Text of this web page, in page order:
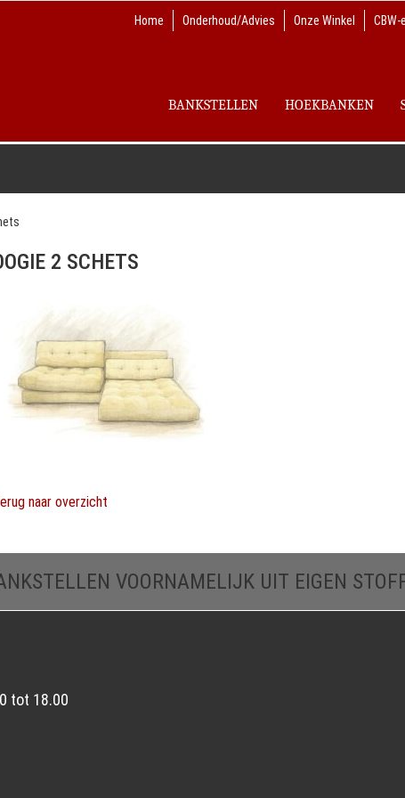
Home Onderhoud/Advies Onze Winkel CBW-
BANKSTELLEN HOEKBANKEN
2 SCHETS
naar overzicht
VOORNAMELIJK UIT EIGEN
tot 18.00